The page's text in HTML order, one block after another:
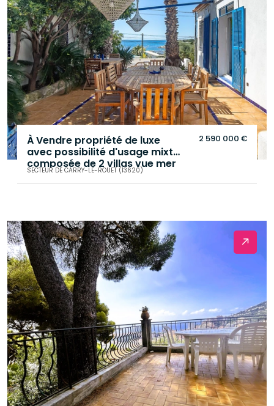
À Vendre propriété de luxe
avec possibilité d'usage mixte
composée de 2 villas vue mer
de 322 M² sur 1250 M² de
terrain , piscine ,parking.
SECTEUR DE CARRY-LE-ROUET (13620)
2 590 000 €